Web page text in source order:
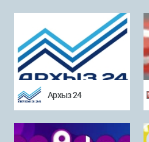
Архыз 24